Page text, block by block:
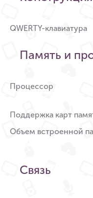
QWERTY-клавиатура
Память и
Процессор
Поддержка карт
Объем встроенной
Связь